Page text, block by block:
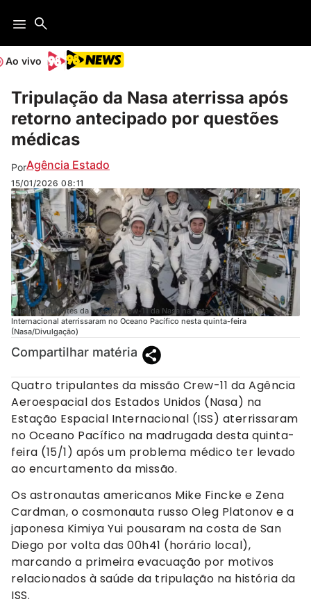
Ao vivo
Tripulação da Nasa aterrissa após
retorno antecipado por questões
médicas
PorAgência Estado
15/01/2026 08:11
Quatro tripulantes da missão Crew-11 da Nasa na Estação Espacial
Internacional aterrissaram no Oceano Pacífico nesta quinta-feira
(Nasa/Divulgação)
Compartilhar matéria
Quatro tripulantes da missão Crew-11 da Agência
Aeroespacial dos Estados Unidos (Nasa) na
Estação Espacial Internacional (ISS) aterrissaram
no Oceano Pacífico na madrugada desta quinta-
feira (15/1) após um problema médico ter levado
ao encurtamento da missão.
Os astronautas americanos Mike Fincke e Zena
Cardman, o cosmonauta russo Oleg Platonov e a
japonesa Kimiya Yui pousaram na costa de San
Diego por volta das 00h41 (horário local),
marcando a primeira evacuação por motivos
relacionados à saúde da tripulação na história da
ISS.